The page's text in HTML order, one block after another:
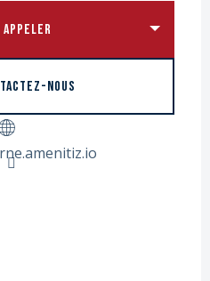
APPELER
NOUS